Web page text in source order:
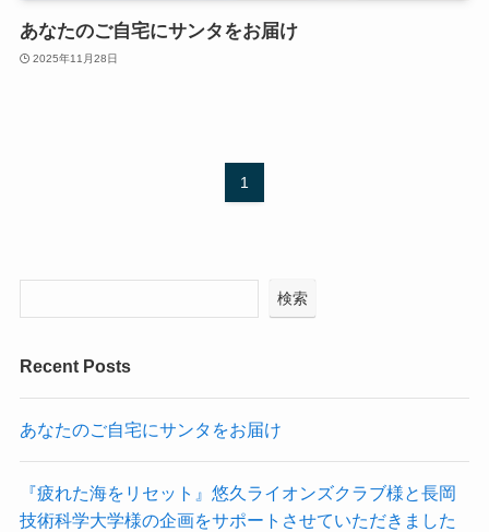
あなたのご自宅にサンタをお届け
2025年11月28日
1
検索
Recent Posts
あなたのご自宅にサンタをお届け
『疲れた海をリセット』悠久ライオンズクラブ様と長岡
技術科学大学様の企画をサポートさせていただきました